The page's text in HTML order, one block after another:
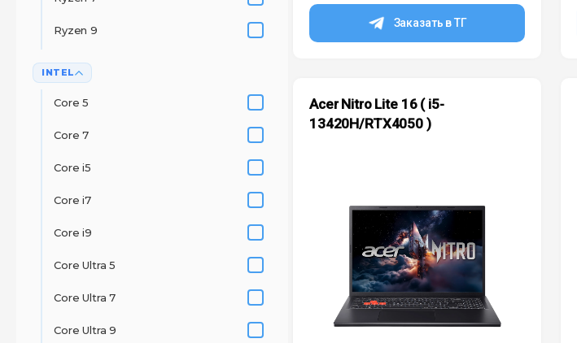
Ryzen 9
INTEL
Core 5
Core 7
Core i5
Core i7
Core i9
Core Ultra 5
Core Ultra 7
Core Ultra 9
Заказать в ТГ
Acer Nitro Lite 16 ( i5-
13420H/RTX4050 )